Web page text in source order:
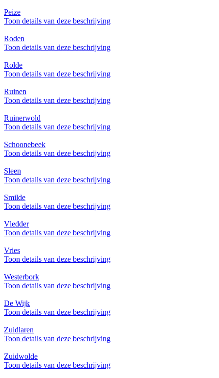
Peize
Toon details van deze beschrijving
Roden
Toon details van deze beschrijving
Rolde
Toon details van deze beschrijving
Ruinen
Toon details van deze beschrijving
Ruinerwold
Toon details van deze beschrijving
Schoonebeek
Toon details van deze beschrijving
Sleen
Toon details van deze beschrijving
Smilde
Toon details van deze beschrijving
Vledder
Toon details van deze beschrijving
Vries
Toon details van deze beschrijving
Westerbork
Toon details van deze beschrijving
De Wijk
Toon details van deze beschrijving
Zuidlaren
Toon details van deze beschrijving
Zuidwolde
Toon details van deze beschrijving